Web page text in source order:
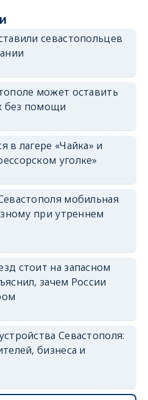
севастопольцев
может оставить
без помощи
в лагере «Чайка» и
уголке»
мобильная
при утреннем
стоит на запасном
зачем России
Севастополя:
бизнеса и